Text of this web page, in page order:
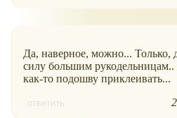
Да, наверное, можно... Только,
силу большим
как-то подошву приклеивать...
ответить